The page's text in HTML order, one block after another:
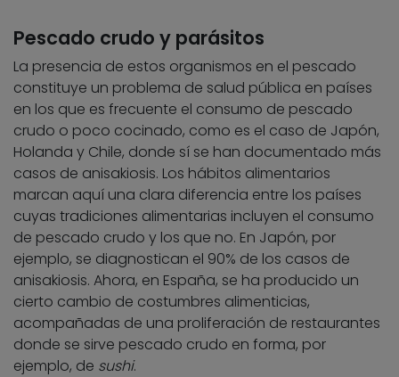
Pescado crudo y parásitos
La presencia de estos organismos en el pescado
constituye un problema de salud pública en países
en los que es frecuente el consumo de pescado
crudo o poco cocinado, como es el caso de Japón,
Holanda y Chile, donde sí se han documentado más
casos de anisakiosis. Los hábitos alimentarios
marcan aquí una clara diferencia entre los países
cuyas tradiciones alimentarias incluyen el consumo
de pescado crudo y los que no. En Japón, por
ejemplo, se diagnostican el 90% de los casos de
anisakiosis. Ahora, en España, se ha producido un
cierto cambio de costumbres alimenticias,
acompañadas de una proliferación de restaurantes
donde se sirve pescado crudo en forma, por
ejemplo, de sushi.